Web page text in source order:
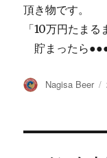
頂き物です。
「10万円たまる
貯まったら
投
Nagisa Beer